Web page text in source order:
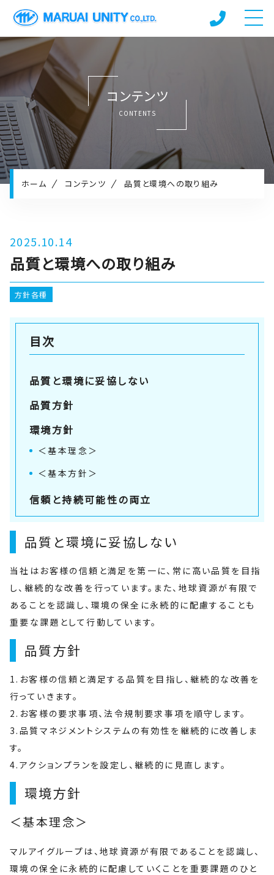
事業内容
導入事例
採用情報
事業所ブログ
コンテンツ
CONTENTS
ホーム コンテンツ 品質と環境への取り組み
2025.10.14
品質と環境への取り組み
方針各種
目次
品質と環境に妥協しない
品質方針
環境方針
＜基本理念＞
＜基本方針＞
信頼と持続可能性の両立
品質と環境に妥協しない
当社はお客様の信頼と満足を第一に、常に高い品質を目指
し、継続的な改善を行っています。また、地球資源が有限で
あることを認識し、環境の保全に永続的に配慮することも
重要な課題として行動しています。
品質方針
1.お客様の信頼と満足する品質を目指し、継続的な改善を
行っていきます。
2.お客様の要求事項、法令規制要求事項を順守します。
3.品質マネジメントシステムの有効性を継続的に改善しま
す。
4.アクションプランを設定し、継続的に見直します。
環境方針
＜基本理念＞
マルアイグループは、地球資源が有限であることを認識し、
環境の保全に永続的に配慮していくことを重要課題のひと